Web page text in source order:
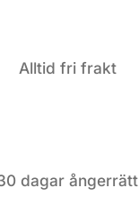
Alltid fri frakt
dagar ångerrätt